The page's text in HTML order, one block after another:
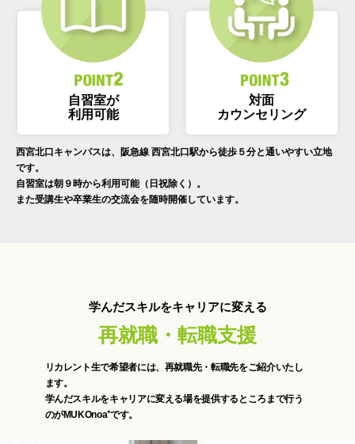
自習室が
利用可能
対面
カウンセリング
西宮北口キャンパスは、阪急線 西宮北口駅から徒歩５分と通いやすい立地
です。
自習室は朝９時から利用可能（日祝除く）。
また受講生や卒業生の交流会を随時開催しています。
学んだスキルをキャリアに変える
再就職・転職支援
リカレント生で希望者には、再就職先・転職先をご紹介いたし
ます。
学んだスキルをキャリアに変える場を提供するところまで行う
のがMUKOnoa⁺です。